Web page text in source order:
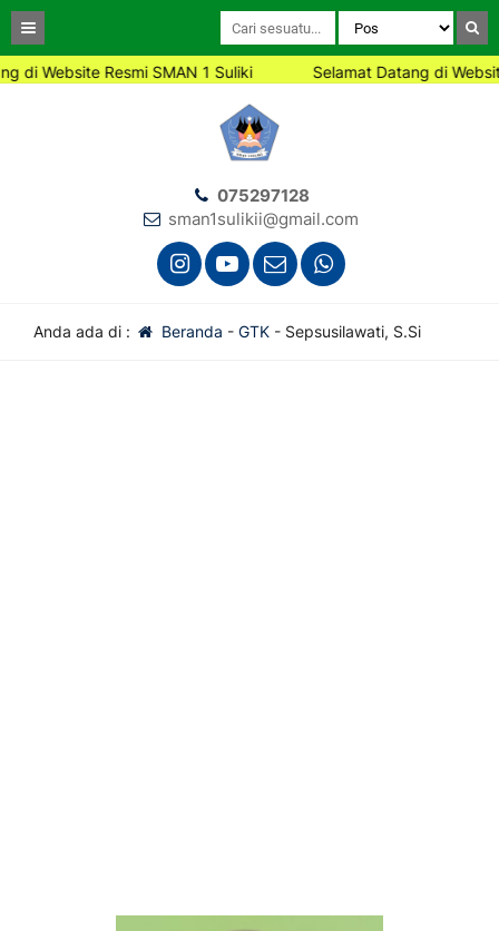
di Website Resmi SMAN 1 Suliki Selamat Datang di
075297128
sman1sulikii@gmail.com
Anda ada di : Beranda - GTK- Sepsusilawati, S.Si